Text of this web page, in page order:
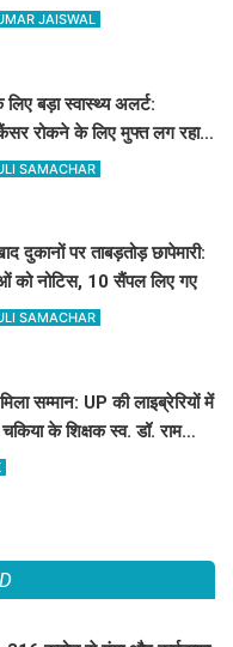
में लगी गोली
JAISWAL
बड़ा स्वास्थ्य अलर्ट:
रोकने के लिए मुफ्त लग रहा
SAMACHAR
दुकानों पर ताबड़तोड़ छापेमारी:
को नोटिस, 10 सैंपल लिए गए
SAMACHAR
सम्मान: UP की लाइब्रेरियों में
चकिया के शिक्षक स्व. डॉ. राम
'बेहद' की पुस्तकें